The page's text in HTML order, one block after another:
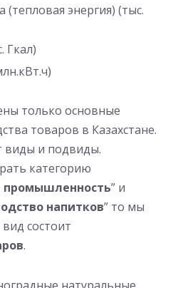
(тепловая энергия) (тыс.
Гкал)
только основные
товаров в Казахстане.
виды и подвиды.
категорию
” и
напитков” то мы
состоит
.